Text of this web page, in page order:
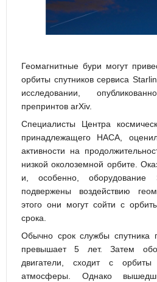
Геомагнитные бури могут
орбиты спутников сервиса
исследовании,
препринтов arXiv.
Специалисты Центра
принадлежащего НАСА,
активности на
низкой околоземной орбите.
и, особенно,
подвержены воздействию
этого они могут сойти с
срока.
Обычно срок службы спутника
превышает 5 лет. Затем
двигатели, сходит с
атмосферы. Однако